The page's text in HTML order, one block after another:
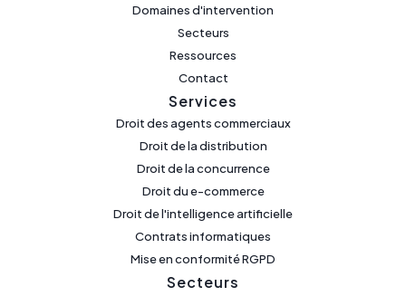
Domaines d'intervention
Secteurs
Ressources
Contact
Services
Droit des agents commerciaux
Droit de la distribution
Droit de la concurrence
Droit du e-commerce
Droit de l'intelligence artificielle
Contrats informatiques
Mise en conformité RGPD
Secteurs